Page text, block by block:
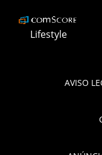
AVISO
Lifestyle